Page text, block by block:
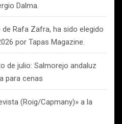
Dalma.
Rafa Zafra, ha sido elegido
por Tapas Magazine.
de julio: Salmorejo andaluz
para cenas
(Roig/Capmany)» a la